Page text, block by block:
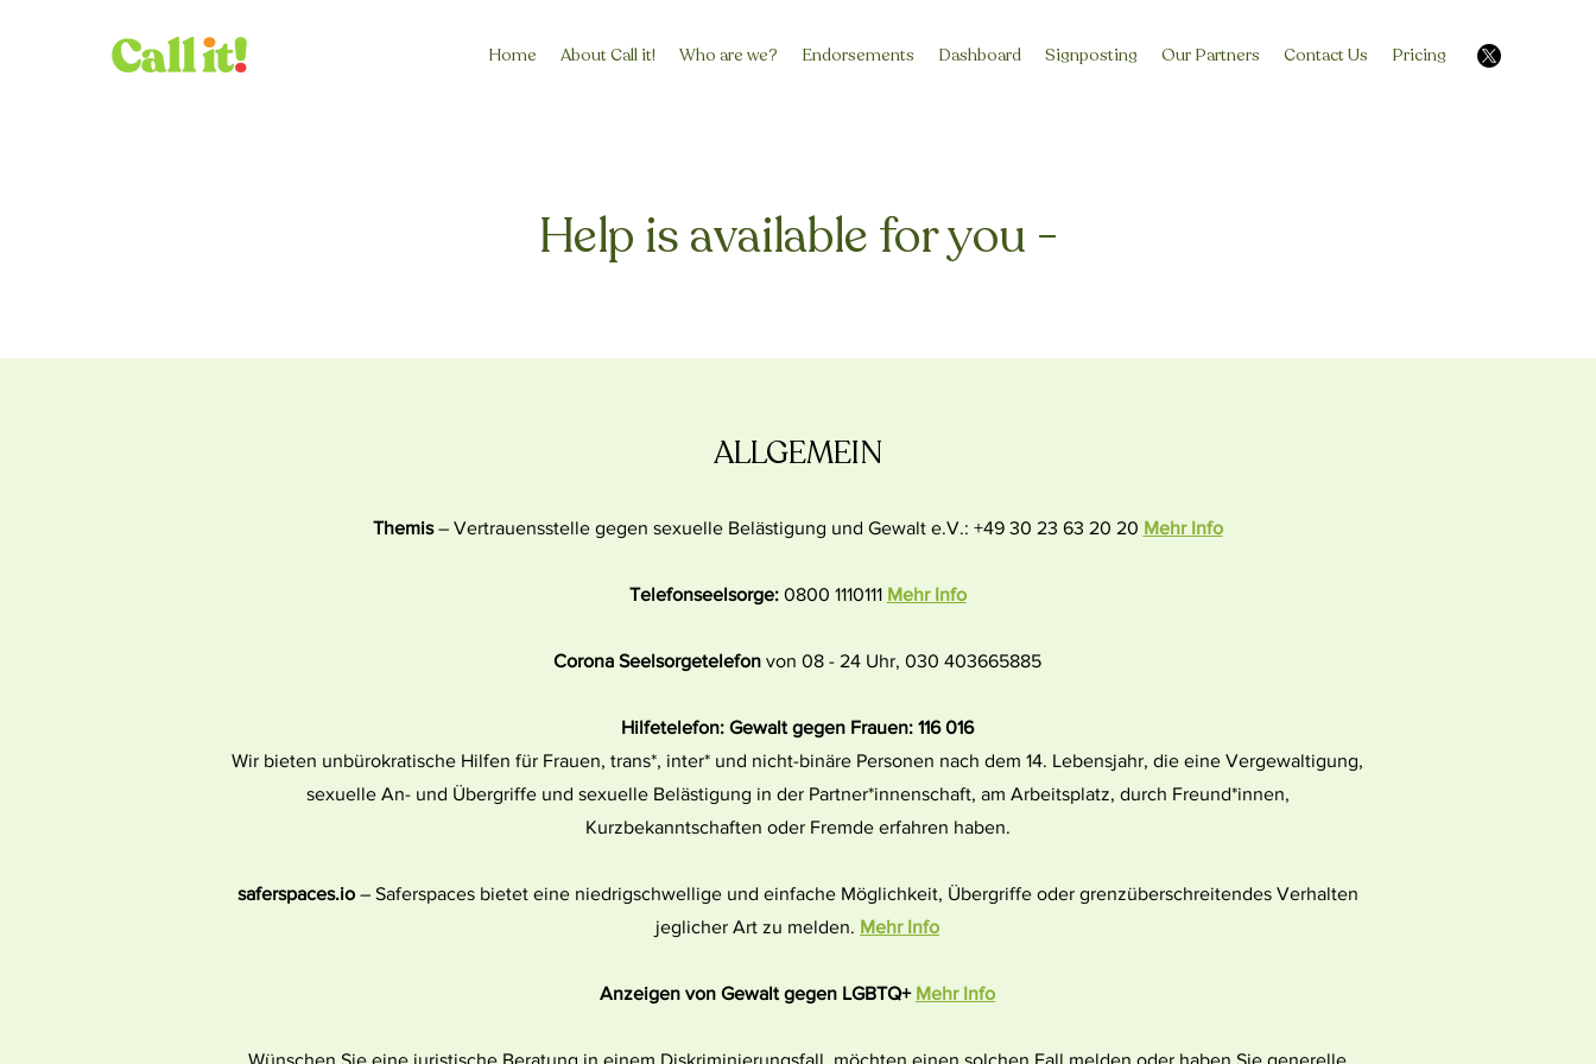
Home About Call it! Who are we? Endorsements Dashboard Signposting Our Partners Contact Us Pricing
Help is available for you -
ALLGEMEIN
Themis– Vertrauensstelle gegen sexuelle Belästigung und Gewalt e.V.: +49 30 23 63 20 20 Mehr Info
Telefonseelsorge:0800 1110111 Mehr Info
Corona Seelsorgetelefon von 08 - 24 Uhr, 030 403665885
Hilfetelefon: Gewalt gegen Frauen: 116 016
Wir bieten unbürokratische Hilfen für Frauen, trans*, inter* und nicht-binäre Personen nach dem 14. Lebensjahr, die eine Vergewaltigung,
sexuelle An- und Übergriffe und sexuelle Belästigung in der Partner*innenschaft, am Arbeitsplatz, durch Freund*innen,
Kurzbekanntschaften oder Fremde erfahren haben.
saferspaces.io– Saferspaces bietet eine niedrigschwellige und einfache Möglichkeit, Übergriffe oder grenzüberschreitendes Verhalten
jeglicher Art zu melden. Mehr Info
Anzeigen von Gewalt gegen LGBTQ+ Mehr Info
Wünschen Sie eine juristische Beratung in einem Diskriminierungsfall, möchten einen solchen Fall melden oder haben Sie generelle